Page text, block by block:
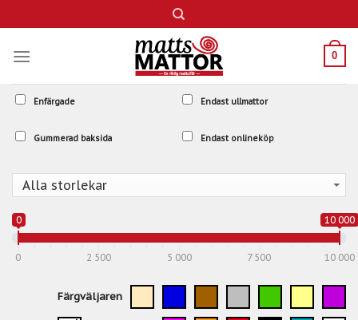
to
content
0
Enfärgade Endast ullmattor
Gummerad baksida Endast onlineköp
0 10 000
0 2 500 5 000 7 500 10 000
Färgväljaren